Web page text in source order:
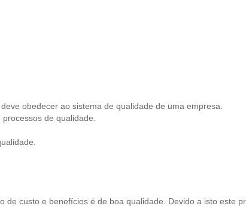
obedecer ao sistema de qualidade de uma empresa.
de qualidade.
custo e benefícios é de boa qualidade. Devido a isto este